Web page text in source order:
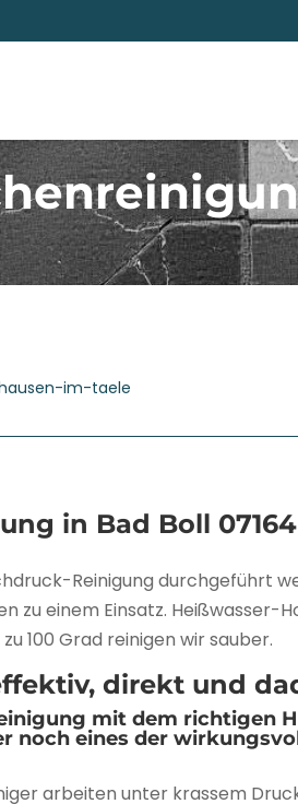
im-taele
in Bad Boll
Reinigung durchgeführt
zu einem Einsatz.
100 Grad reinigen wir sauber.
direkt und
mit dem richtigen
noch eines der
arbeiten unter krassem